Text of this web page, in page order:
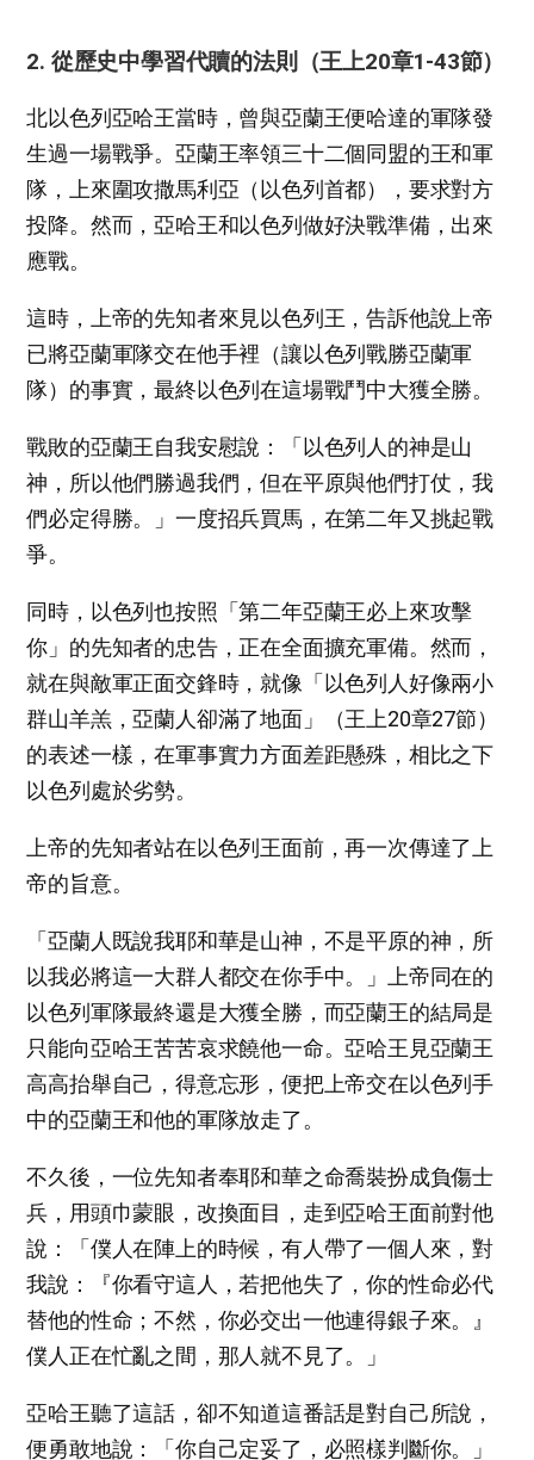
2. 從歷史中學習代贖的法則（王上20章1-43節）
北以色列亞哈王當時，曾與亞蘭王便哈達的軍隊發
生過一場戰爭。亞蘭王率領三十二個同盟的王和軍
隊，上來圍攻撒馬利亞（以色列首都），要求對方
投降。然而，亞哈王和以色列做好決戰準備，出來
應戰。
這時，上帝的先知者來見以色列王，告訴他說上帝
已將亞蘭軍隊交在他手裡（讓以色列戰勝亞蘭軍
隊）的事實，最終以色列在這場戰鬥中大獲全勝。
戰敗的亞蘭王自我安慰說：「以色列人的神是山
神，所以他們勝過我們，但在平原與他們打仗，我
們必定得勝。」一度招兵買馬，在第二年又挑起戰
爭。
同時，以色列也按照「第二年亞蘭王必上來攻擊
你」的先知者的忠告，正在全面擴充軍備。然而，
就在與敵軍正面交鋒時，就像「以色列人好像兩小
群山羊羔，亞蘭人卻滿了地面」（王上20章27節）
的表述一樣，在軍事實力方面差距懸殊，相比之下
以色列處於劣勢。
上帝的先知者站在以色列王面前，再一次傳達了上
帝的旨意。
「亞蘭人既說我耶和華是山神，不是平原的神，所
以我必將這一大群人都交在你手中。」上帝同在的
以色列軍隊最終還是大獲全勝，而亞蘭王的結局是
只能向亞哈王苦苦哀求饒他一命。亞哈王見亞蘭王
高高抬舉自己，得意忘形，便把上帝交在以色列手
中的亞蘭王和他的軍隊放走了。
不久後，一位先知者奉耶和華之命喬裝扮成負傷士
兵，用頭巾蒙眼，改換面目，走到亞哈王面前對他
說：「僕人在陣上的時候，有人帶了一個人來，對
我說：『你看守這人，若把他失了，你的性命必代
替他的性命；不然，你必交出一他連得銀子來。』
僕人正在忙亂之間，那人就不見了。」
亞哈王聽了這話，卻不知道這番話是對自己所說，
便勇敢地說：「你自己定妥了，必照樣判斷你。」